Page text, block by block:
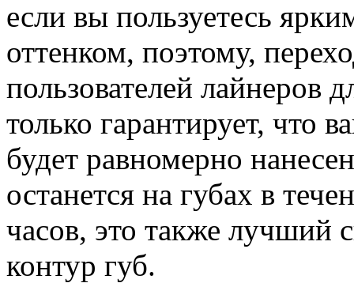
если вы пользуетесь
оттенком, поэтому,
пользователей лайнеров
только гарантирует, что
будет равномерно
останется на губах в
часов, это также лучший
контур губ.